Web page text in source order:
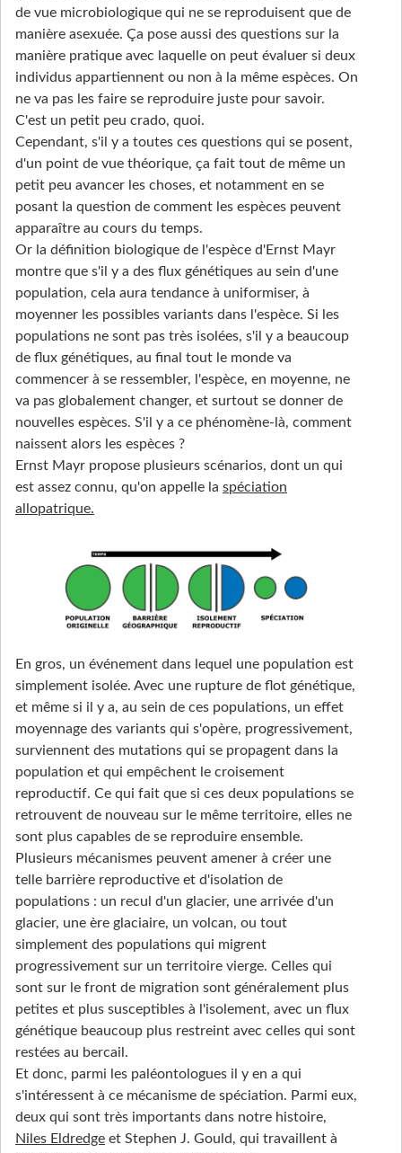
de vue microbiologique qui ne se reproduisent que de
manière asexuée. Ça pose aussi des questions sur la
manière pratique avec laquelle on peut évaluer si deux
individus appartiennent ou non à la même espèces. On
ne va pas les faire se reproduire juste pour savoir.
C'est un petit peu crado, quoi.
Cependant, s'il y a toutes ces questions qui se posent,
d'un point de vue théorique, ça fait tout de même un
petit peu avancer les choses, et notamment en se
posant la question de comment les espèces peuvent
apparaître au cours du temps.
Or la définition biologique de l'espèce d'Ernst Mayr
montre que s'il y a des flux génétiques au sein d'une
population, cela aura tendance à uniformiser, à
moyenner les possibles variants dans l'espèce. Si les
populations ne sont pas très isolées, s'il y a beaucoup
de flux génétiques, au final tout le monde va
commencer à se ressembler, l'espèce, en moyenne, ne
va pas globalement changer, et surtout se donner de
nouvelles espèces. S'il y a ce phénomène-là, comment
naissent alors les espèces ?
Ernst Mayr propose plusieurs scénarios, dont un qui
est assez connu, qu'on appelle la spéciation
allopatrique.
En gros, un événement dans lequel une population est
simplement isolée. Avec une rupture de flot génétique,
et même si il y a, au sein de ces populations, un effet
moyennage des variants qui s'opère, progressivement,
surviennent des mutations qui se propagent dans la
population et qui empêchent le croisement
reproductif. Ce qui fait que si ces deux populations se
retrouvent de nouveau sur le même territoire, elles ne
sont plus capables de se reproduire ensemble.
Plusieurs mécanismes peuvent amener à créer une
telle barrière reproductive et d'isolation de
populations : un recul d'un glacier, une arrivée d'un
glacier, une ère glaciaire, un volcan, ou tout
simplement des populations qui migrent
progressivement sur un territoire vierge. Celles qui
sont sur le front de migration sont généralement plus
petites et plus susceptibles à l'isolement, avec un flux
génétique beaucoup plus restreint avec celles qui sont
restées au bercail.
Et donc, parmi les paléontologues il y en a qui
s'intéressent à ce mécanisme de spéciation. Parmi eux,
deux qui sont très importants dans notre histoire,
Niles Eldredge et Stephen J. Gould, qui travaillent à